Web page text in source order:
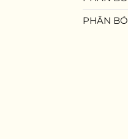
PHÂN